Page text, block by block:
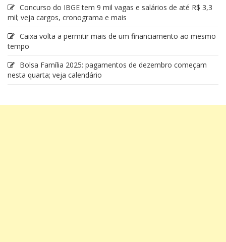
Concurso do IBGE tem 9 mil vagas e salários de até R$ 3,3
mil; veja cargos, cronograma e mais
Caixa volta a permitir mais de um financiamento ao mesmo
tempo
Bolsa Família 2025: pagamentos de dezembro começam
nesta quarta; veja calendário